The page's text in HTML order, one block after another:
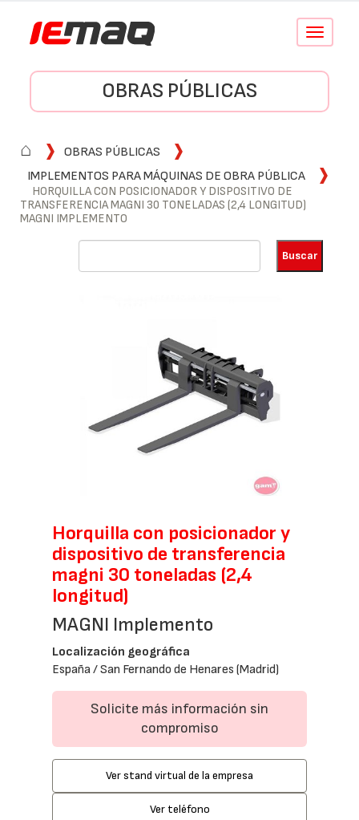
Conmutar
OBRAS PÚBLICAS
⌂
OBRAS PÚBLICAS
IMPLEMENTOS PARA MÁQUINAS DE OBRA PÚBLICA
HORQUILLA CON POSICIONADOR Y DISPOSITIVO DE
TRANSFERENCIA MAGNI 30 TONELADAS (2,4 LONGITUD)
MAGNI IMPLEMENTO
Horquilla con posicionador y
dispositivo de transferencia
magni 30 toneladas (2,4
longitud)
MAGNI Implemento
Localización geográfica
España / San Fernando de Henares (Madrid)
Solicite más información sin
compromiso
Ver stand virtual de la empresa
Ver teléfono